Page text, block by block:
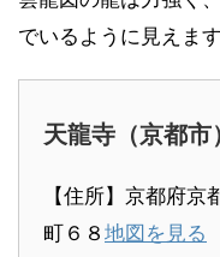
でいるように見えます
天龍寺（京都市）
【住所】京都府
町６８ 地図を見る